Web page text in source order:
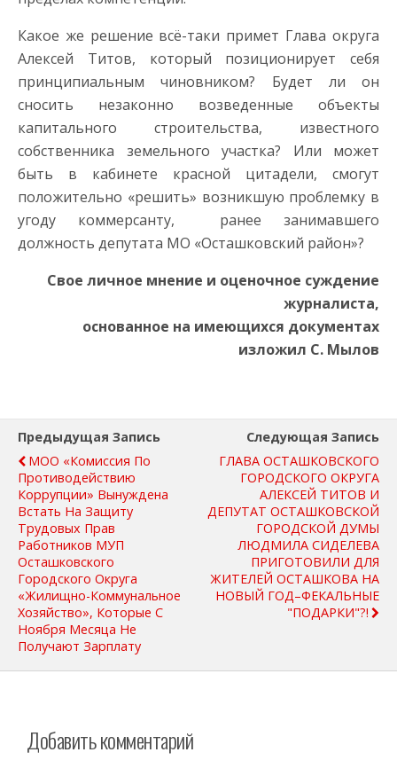
Какое же решение всё-таки примет Глава округа
Алексей Титов, который позиционирует себя
принципиальным чиновником? Будет ли он
сносить незаконно возведенные объекты
капитального строительства, известного
собственника земельного участка? Или может
быть в кабинете красной цитадели, смогут
положительно «решить» возникшую проблемку в
угоду коммерсанту, ранее занимавшего
должность депутата МО «Осташковский район»?
Свое личное мнение и оценочное суждение
журналиста,
основанное на имеющихся документах
изложил С. Мылов
Предыдущая Запись
МОО «Комиссия По
Противодействию
Коррупции» Вынуждена
Встать На Защиту
Трудовых Прав
Работников МУП
Осташковского
Городского Округа
«Жилищно-Коммунальное
Хозяйство», Которые С
Ноября Месяца Не
Получают Зарплату
Следующая Запись
ГЛАВА ОСТАШКОВСКОГО
ГОРОДСКОГО ОКРУГА
АЛЕКСЕЙ ТИТОВ И
ДЕПУТАТ ОСТАШКОВСКОЙ
ГОРОДСКОЙ ДУМЫ
ЛЮДМИЛА СИДЕЛЕВА
ПРИГОТОВИЛИ ДЛЯ
ЖИТЕЛЕЙ ОСТАШКОВА НА
НОВЫЙ ГОД–ФЕКАЛЬНЫЕ
"ПОДАРКИ"?!
Добавить комментарий